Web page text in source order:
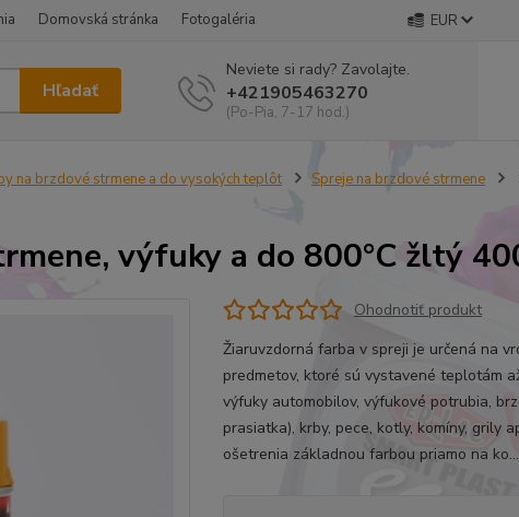
Domovská stránka Fotogaléria EUR
Hľadať
Neviete si rady? Zavolajte.
+421905463270
(Po-Pia, 7-17 hod.)
na brzdové strmene a do vysokých teplôt Spreje na brzdové strmene
výfuky a do 800°C žltý
Ohodnotiť produkt
Žiaruvzdorná farba v spreji je určená na
predmetov, ktoré sú vystavené teplotám
výfuky automobilov, výfukové potrubia,
prasiatka), krby, pece, kotly, komíny, grily
ošetrenia základnou farbou priamo na ko...